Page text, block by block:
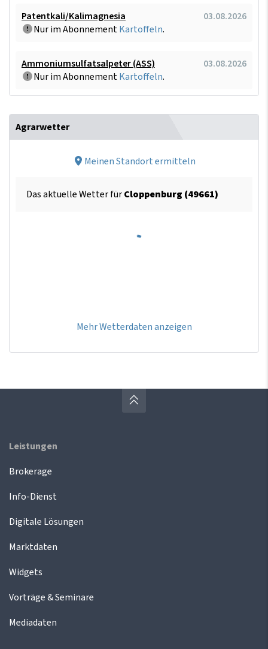
Patentkali/Kalimagnesia
03.08.2026
Nur im AbonnementKartoffeln.
Ammoniumsulfatsalpeter (ASS)
03.08.2026
Nur im AbonnementKartoffeln.
Agrarwetter
Meinen Standort ermitteln
Das aktuelle Wetter fürCloppenburg (49661)
Mehr Wetterdaten anzeigen
Leistungen
Brokerage
Info-Dienst
Digitale Lösungen
Marktdaten
Widgets
Vorträge & Seminare
Mediadaten